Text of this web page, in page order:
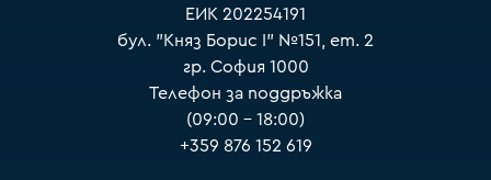
ЕИК 202254191
бул. "Княз Борис I" №151, ет. 2
гр. София 1000
Телефон за поддръжка
(09:00 – 18:00)
+359 876 152 619